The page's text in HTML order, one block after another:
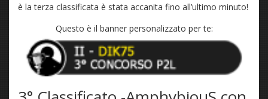
è la terza classificata è stata accanita fino all’ultimo minuto!
Questo è il banner personalizzato per te: